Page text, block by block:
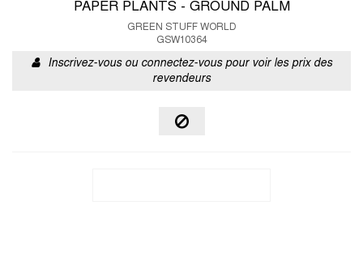
PAPER PLANTS - GROUND PALM
GREEN STUFF WORLD
GSW10364
Inscrivez-vous ou connectez-vous pour voir les prix des
revendeurs